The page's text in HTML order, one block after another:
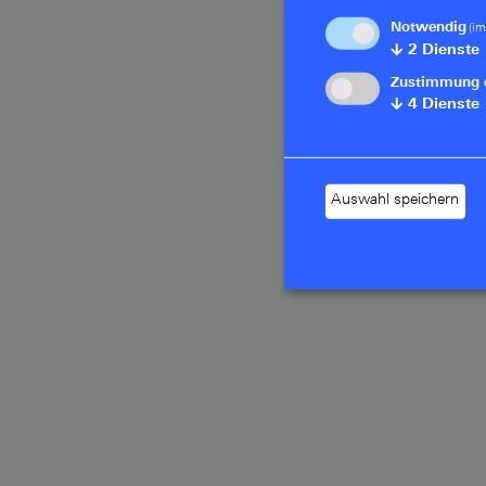
Notwendig
↓ 2 Dienste
Zustimmung
↓ 4 Dienste
Auswahl speichern